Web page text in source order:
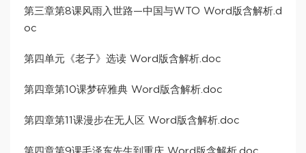
第三章第8课风雨入世路—中国与WTO Word版含解析.d
oc
第四单元《老子》选读 Word版含解析.doc
第四章第10课梦碎雅典 Word版含解析.doc
第四章第11课漫步在无人区 Word版含解析.doc